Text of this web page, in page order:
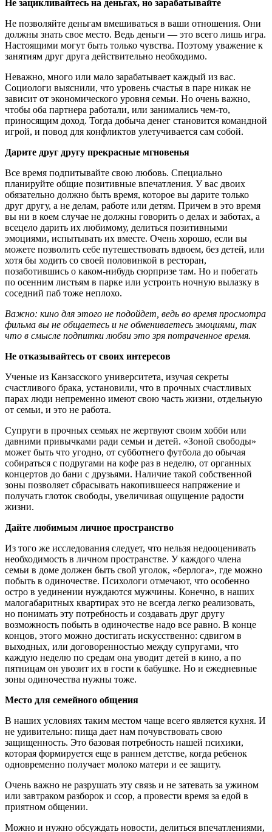
Не зацикливайтесь на деньгах, но зарабатывайте
Не позволяйте деньгам вмешиваться в ваши отношения. Они
должны знать свое место. Ведь деньги — это всего лишь игра.
Настоящими могут быть только чувства. Поэтому уважение к
занятиям друг друга действительно необходимо.
Неважно, много или мало зарабатывает каждый из вас.
Социологи выяснили, что уровень счастья в паре никак не
зависит от экономического уровня семьи. Но очень важно,
чтобы оба партнера работали, или занимались чем-то,
приносящим доход. Тогда добыча денег становится командной
игрой, и повод для конфликтов улетучивается сам собой.
Дарите друг другу прекрасные мгновенья
Все время подпитывайте свою любовь. Специально
планируйте общие позитивные впечатления. У вас двоих
обязательно должно быть время, которое вы дарите только
друг другу, а не делам, работе или детям. Причем в это время
вы ни в коем случае не должны говорить о делах и заботах, а
всецело дарить их любимому, делиться позитивными
эмоциями, испытывать их вместе. Очень хорошо, если вы
можете позволить себе путешествовать вдвоем, без детей, или
хотя бы ходить со своей половинкой в ресторан,
позаботившись о каком-нибудь сюрпризе там. Но и побегать
по осенним листьям в парке или устроить ночную вылазку в
соседний паб тоже неплохо.
Важно: кино для этого не подойдет, ведь во время просмотра
фильма вы не общаетесь и не обмениваетесь эмоциями, так
что в смысле подпитки любви это зря потраченное время.
Не отказывайтесь от своих интересов
Ученые из Канзасского университета, изучая секреты
счастливого брака, установили, что в прочных счастливых
парах люди непременно имеют свою часть жизни, отдельную
от семьи, и это не работа.
Супруги в прочных семьях не жертвуют своим хобби или
давними привычками ради семьи и детей. «Зоной свободы»
может быть что угодно, от субботнего футбола до обычая
собираться с подругами на кофе раз в неделю, от органных
концертов до бани с друзьями. Наличие такой собственной
зоны позволяет сбрасывать накопившееся напряжение и
получать глоток свободы, увеличивая ощущение радости
жизни.
Дайте любимым личное пространство
Из того же исследования следует, что нельзя недооценивать
необходимость в личном пространстве. У каждого члена
семьи в доме должен быть свой уголок, «берлога», где можно
побыть в одиночестве. Психологи отмечают, что особенно
остро в уединении нуждаются мужчины. Конечно, в наших
малогабаритных квартирах это не всегда легко реализовать,
но понимать эту потребность и создавать друг другу
возможность побыть в одиночестве надо все равно. В конце
концов, этого можно достигать искусственно: сдвигом в
выходных, или договоренностью между супругами, что
каждую неделю по средам она уводит детей в кино, а по
пятницам он увозит их в гости к бабушке. Но и ежедневные
зоны одиночества нужны тоже.
Место для семейного общения
В наших условиях таким местом чаще всего является кухня. И
не удивительно: пища дает нам почувствовать свою
защищенность. Это базовая потребность нашей психики,
которая формируется еще в раннем детстве, когда ребенок
одновременно получает молоко матери и ее защиту.
Очень важно не разрушать эту связь и не затевать за ужином
или завтраком разборок и ссор, а провести время за едой в
приятном общении.
Можно и нужно обсуждать новости, делиться впечатлениями,